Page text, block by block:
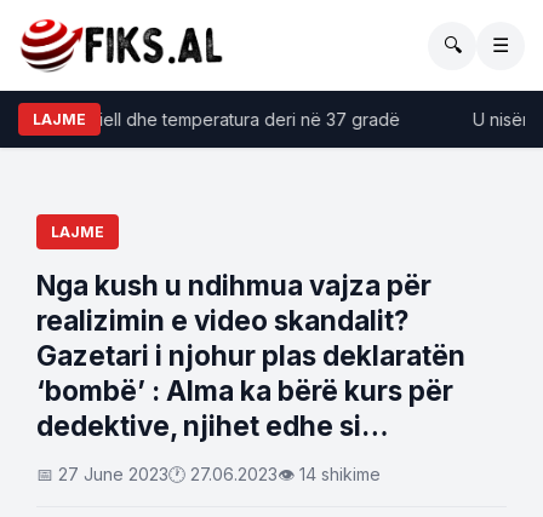
🔍 ☰
LAJME
me diell dhe temperatura deri në 37 gradë U nisën
LAJME
Nga kush u ndihmua vajza për
realizimin e video skandalit?
Gazetari i njohur plas deklaratën
‘bombë’ : Alma ka bërë kurs për
dedektive, njihet edhe si…
📅 27 June 2023🕐 27.06.2023👁 14 shikime